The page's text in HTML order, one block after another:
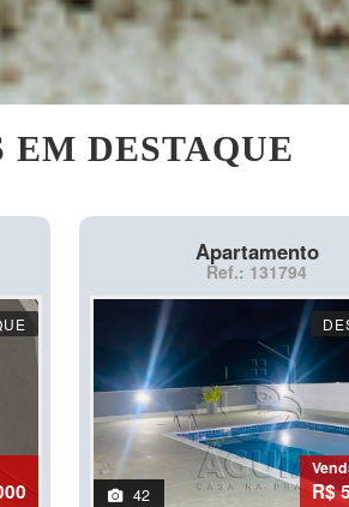
DESTAQUE
Apartamento
Ref.: 131794
42 R$